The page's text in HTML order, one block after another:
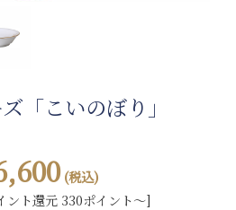
「こいのぼり」
(税込)
ント還元 330ポイント～]